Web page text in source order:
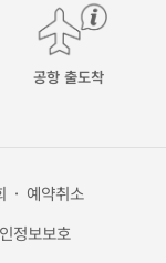
공항 출도착
· 예약취소
정보보호